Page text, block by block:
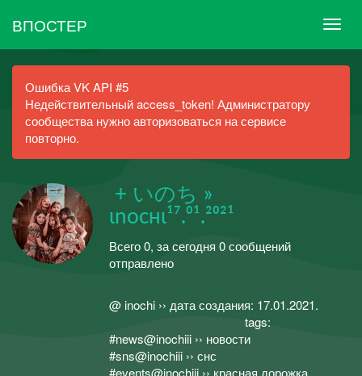
ВПОСТЕР
Ошибка VK API #5
Недействительный access_token! Администратору
сообщества нужно авторизоваться на сервисе
повторно.
ㅤㅤㅤㅤㅤㅤ + いのち »
ιnocнι¹⁷.⁰¹.²⁰²¹
Всего 0, за сегодня 0 сообщений
отправлено
@ inochi ›› дата создания: 17.01.2021.
ᅠᅠᅠᅠᅠᅠᅠᅠᅠᅠᅠᅠtags:ᅠᅠᅠ
#news@inochiii ›› новостиᅠᅠᅠ
#sns@inochiii ›› снсᅠᅠᅠ
#events@inochiii ›› красная дорожка